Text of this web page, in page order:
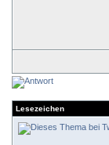
Lesezeichen